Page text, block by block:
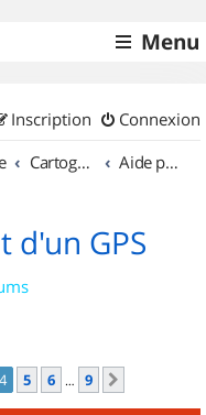
Menu
Connexion
Inscription
Cartographie et GPS Aide pour l'achat d'un GPS
d'un GPS
4 5 6 … 9